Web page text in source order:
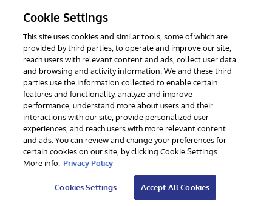
世界各地数以百万计的人们将其生计、甚至生命托付给
InterSystems。我们来确保我们的客户能够可靠、实时地
获得他们工作所需的数据——他们可以连接、分享数
据，并从中获得洞察力。
Cookie Settings
This site uses cookies and similar tools, some of which are
provided by third parties, to operate and improve our site,
reach users with relevant content and ads, collect user data
and browsing and activity information. We and these third
parties use the information collected to enable certain
features and functionality, analyze and improve
performance, understand more about users and their
interactions with our site, provide personalized user
experiences, and reach users with more relevant content
and ads. You can review and change your preferences for
certain cookies on our site, by clicking Cookie Settings.
More info: Privacy Policy
Cookies Settings Accept All Cookies